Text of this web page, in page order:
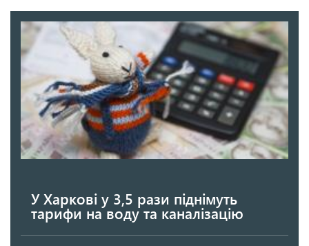
У Харкові у 3,5 рази піднімуть
тарифи на воду та каналізацію